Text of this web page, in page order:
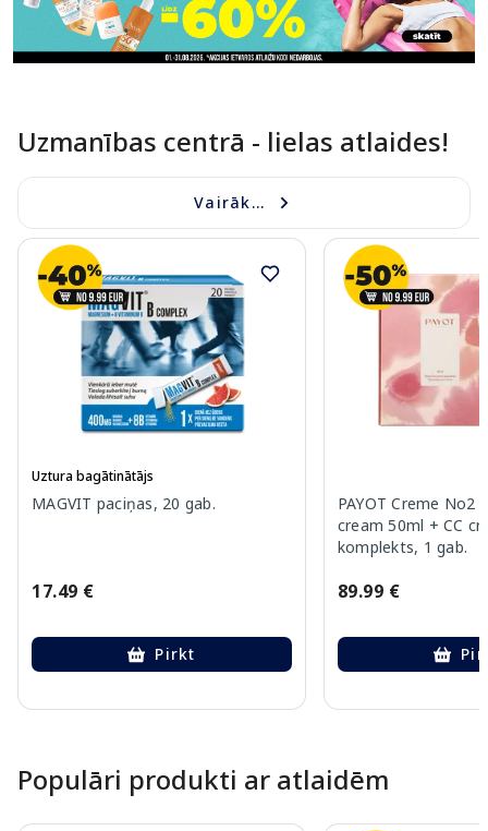
Uzmanības centrā - lielas atlaides!
Vairāk...
Uztura bagātinātājs
MAGVIT paciņas, 20 gab.
17.49 €
Pirkt
PAYOT Creme No2
cream 50ml + CC
komplekts, 1 gab.
89.99 €
Populāri produkti ar atlaidēm